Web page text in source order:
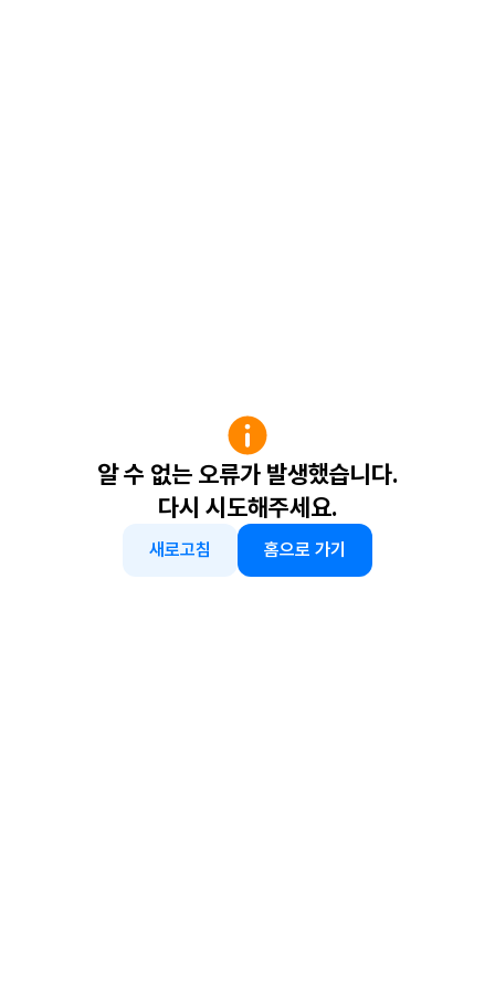
알 수 없는 오류가 발생했습니다.
다시 시도해주세요.
새로고침 홈으로 가기